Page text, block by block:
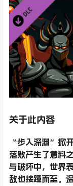
关于此内容
“步入深渊” 掀
落败产生了意料
与破坏中，世界
敌也接踵而至。